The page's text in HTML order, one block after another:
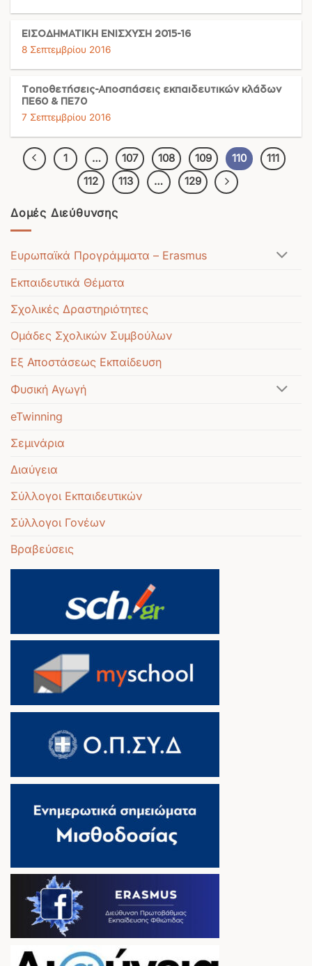
Δομές Διεύθυνσης
Ευρωπαϊκά Προγράμματα – Erasmus
Εκπαιδευτικά Θέματα
Σχολικές Δραστηριότητες
Ομάδες Σχολικών Συμβούλων
Εξ Αποστάσεως Εκπαίδευση
Φυσική Αγωγή
eTwinning
Σεμινάρια
Διαύγεια
Σύλλογοι Εκπαιδευτικών
Σύλλογοι Γονέων
Βραβεύσεις
ΕΙΣΟΔΗΜΑΤΙΚΗ ΕΝΙΣΧΥΣΗ 2015-16
8 Σεπτεμβρίου 2016
Τοποθετήσεις-Αποσπάσεις εκπαιδευτικών κλάδων
ΠΕ60 & ΠΕ70
7 Σεπτεμβρίου 2016
1 … 107 108 109 110
111
112
113 … 129